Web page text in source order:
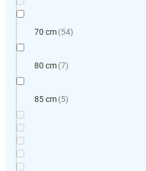
70 cm 54
80 cm 7
85 cm 5